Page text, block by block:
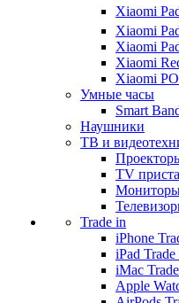
Xiaomi
Xiaomi
Xiaomi
Xiaomi
Xiaomi
Умные часы
Smart
Наушники
ТВ и
TV
Trade in
iPhone
iPad Trade
iMac
Apple